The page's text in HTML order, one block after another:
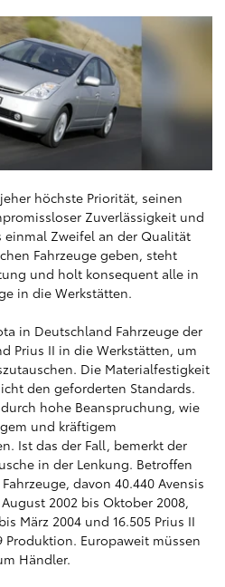
höchste Priorität, seinen
Zuverlässigkeit und
Zweifel an der Qualität
Fahrzeuge geben, steht
und holt konsequent alle in
in die Werkstätten.
in Deutschland Fahrzeuge der
Prius II in die Werkstätten, um
Die Materialfestigkeit
den geforderten Standards.
hohe Beanspruchung, wie
und kräftigem
Ist das der Fall, bemerkt der
in der Lenkung. Betroffen
davon 40.440 Avensis
2002 bis Oktober 2008,
März 2004 und 16.505 Prius II
Produktion. Europaweit müssen
Händler.